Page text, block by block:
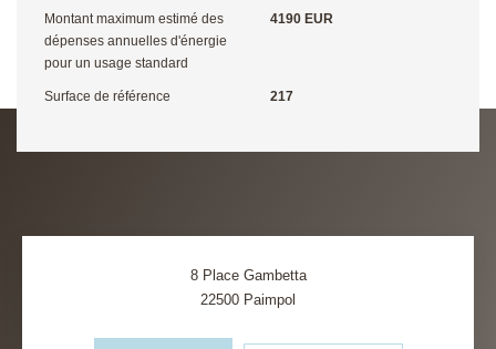
Montant maximum estimé des
dépenses annuelles d'énergie
pour un usage standard
4190 EUR
Surface de référence 217
8 Place Gambetta
22500 Paimpol